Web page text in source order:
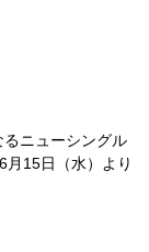
ニューシングル
月15日（水）より